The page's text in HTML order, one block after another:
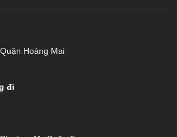
Hoàng Mai
đi